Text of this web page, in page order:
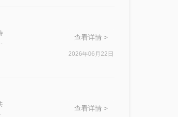
查看详情 >
2026年06月22日
查看详情 >